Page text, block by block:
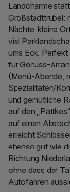
Landcharme statt
Großstadttrubel:
Nächte, kleine
viel
ums Eck. Perfekt
für
(Menü‑Abende,
Spezialitäten/
und gemütliche
auf den
auf einen
erreicht
ebenso gut wie
Richtung
ohne dass der
Autofahren